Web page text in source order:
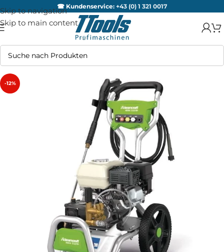
Skip to navigation
Skip to main content
☎ Kundenservice: +43 (0) 1 321 0017
-12%